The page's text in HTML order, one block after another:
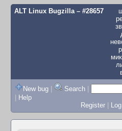
ALT Linux Bugzilla– #28657
New bug | Search |
| Help
Register |